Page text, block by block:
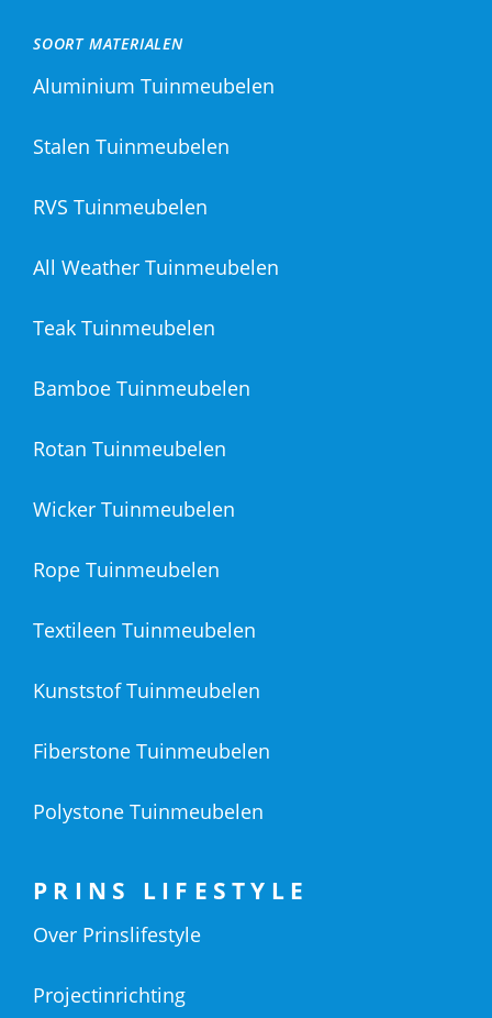
SOORT MATERIALEN
Aluminium Tuinmeubelen
Stalen Tuinmeubelen
RVS Tuinmeubelen
All Weather Tuinmeubelen
Teak Tuinmeubelen
Bamboe Tuinmeubelen
Rotan Tuinmeubelen
Wicker Tuinmeubelen
Rope Tuinmeubelen
Textileen Tuinmeubelen
Kunststof Tuinmeubelen
Fiberstone Tuinmeubelen
Polystone Tuinmeubelen
PRINS LIFESTYLE
Over Prinslifestyle
Projectinrichting